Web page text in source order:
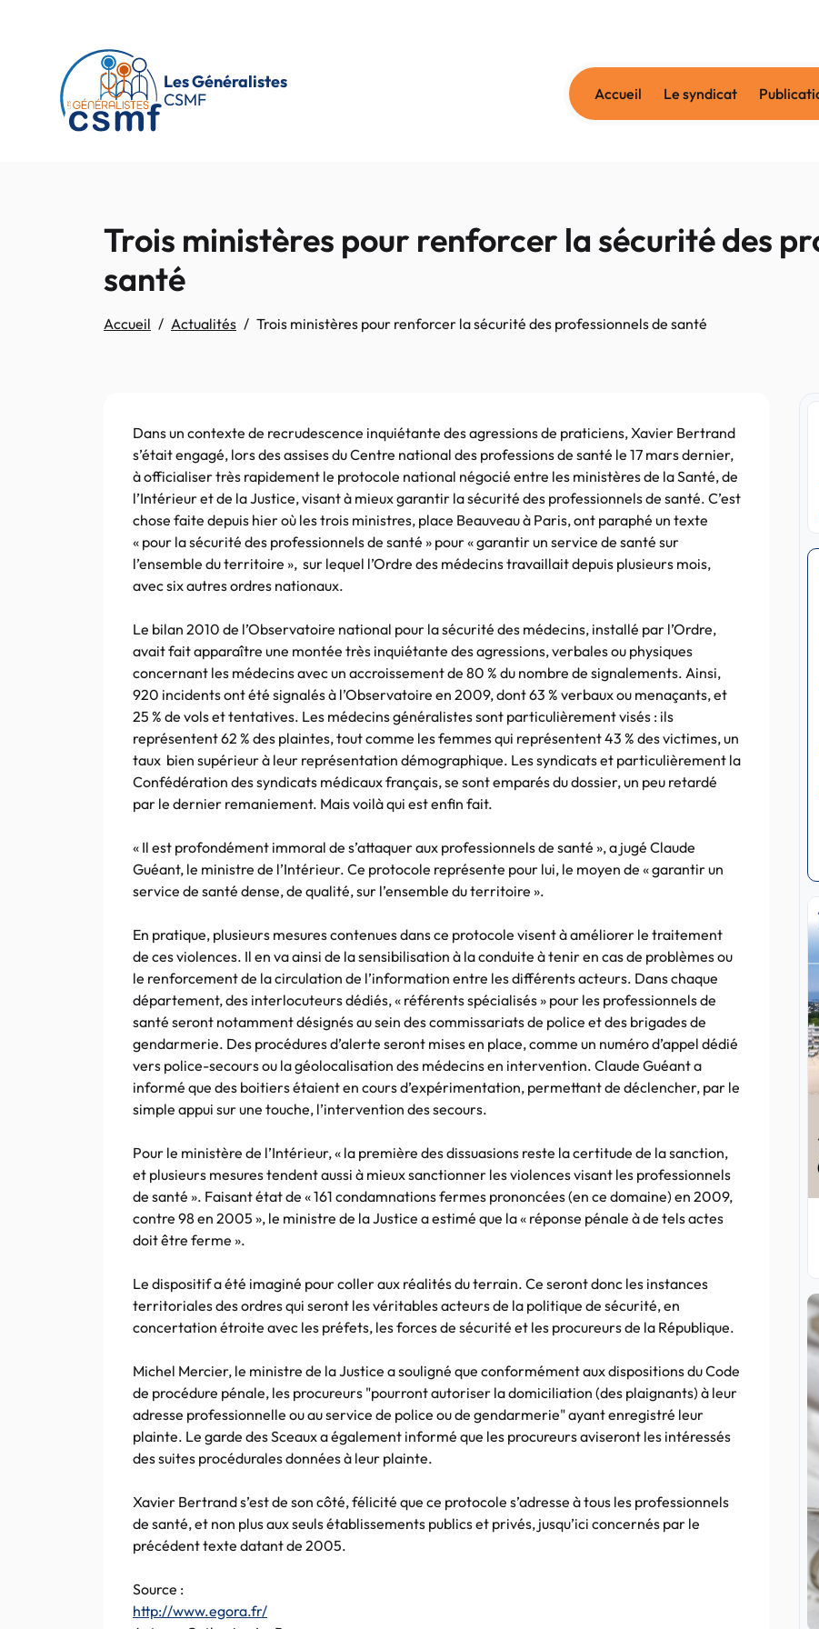
Les Généralistes
CSMF
Accueil Le syndicat
Trois ministères pour renforcer la sécurité des
santé
Accueil Actualités Trois ministères pour renforcer la sécurité des professionnels de santé
Dans un contexte de recrudescence inquiétante des agressions de praticiens, Xavier Bertrand
s’était engagé, lors des assises du Centre national des professions de santé le 17 mars dernier,
à officialiser très rapidement le protocole national négocié entre les ministères de la Santé, de
l’Intérieur et de la Justice, visant à mieux garantir la sécurité des professionnels de santé. C’est
chose faite depuis hier où les trois ministres, place Beauveau à Paris, ont paraphé un texte
« pour la sécurité des professionnels de santé » pour « garantir un service de santé sur
l’ensemble du territoire », sur lequel l’Ordre des médecins travaillait depuis plusieurs mois,
avec six autres ordres nationaux.
Le bilan 2010 de l’Observatoire national pour la sécurité des médecins, installé par l’Ordre,
avait fait apparaître une montée très inquiétante des agressions, verbales ou physiques
concernant les médecins avec un accroissement de 80 % du nombre de signalements. Ainsi,
920 incidents ont été signalés à l’Observatoire en 2009, dont 63 % verbaux ou menaçants, et
25 % de vols et tentatives. Les médecins généralistes sont particulièrement visés : ils
représentent 62 % des plaintes, tout comme les femmes qui représentent 43 % des victimes, un
taux bien supérieur à leur représentation démographique. Les syndicats et particulièrement la
Confédération des syndicats médicaux français, se sont emparés du dossier, un peu retardé
par le dernier remaniement. Mais voilà qui est enfin fait.
« Il est profondément immoral de s’attaquer aux professionnels de santé », a jugé Claude
Guéant, le ministre de l’Intérieur. Ce protocole représente pour lui, le moyen de « garantir un
service de santé dense, de qualité, sur l’ensemble du territoire ».
En pratique, plusieurs mesures contenues dans ce protocole visent à améliorer le traitement
de ces violences. Il en va ainsi de la sensibilisation à la conduite à tenir en cas de problèmes ou
le renforcement de la circulation de l’information entre les différents acteurs. Dans chaque
département, des interlocuteurs dédiés, « référents spécialisés » pour les professionnels de
santé seront notamment désignés au sein des commissariats de police et des brigades de
gendarmerie. Des procédures d’alerte seront mises en place, comme un numéro d’appel dédié
vers police-secours ou la géolocalisation des médecins en intervention. Claude Guéant a
informé que des boitiers étaient en cours d’expérimentation, permettant de déclencher, par le
simple appui sur une touche, l’intervention des secours.
Pour le ministère de l’Intérieur, « la première des dissuasions reste la certitude de la sanction,
et plusieurs mesures tendent aussi à mieux sanctionner les violences visant les professionnels
de santé ». Faisant état de « 161 condamnations fermes prononcées (en ce domaine) en 2009,
contre 98 en 2005 », le ministre de la Justice a estimé que la « réponse pénale à de tels actes
doit être ferme ».
Le dispositif a été imaginé pour coller aux réalités du terrain. Ce seront donc les instances
territoriales des ordres qui seront les véritables acteurs de la politique de sécurité, en
concertation étroite avec les préfets, les forces de sécurité et les procureurs de la République.
Michel Mercier, le ministre de la Justice a souligné que conformément aux dispositions du Code
de procédure pénale, les procureurs "pourront autoriser la domiciliation (des plaignants) à leur
adresse professionnelle ou au service de police ou de gendarmerie" ayant enregistré leur
plainte. Le garde des Sceaux a également informé que les procureurs aviseront les intéressés
des suites procédurales données à leur plainte.
Xavier Bertrand s’est de son côté, félicité que ce protocole s’adresse à tous les professionnels
de santé, et non plus aux seuls établissements publics et privés, jusqu’ici concernés par le
précédent texte datant de 2005.
Source :
http://www.egora.fr/